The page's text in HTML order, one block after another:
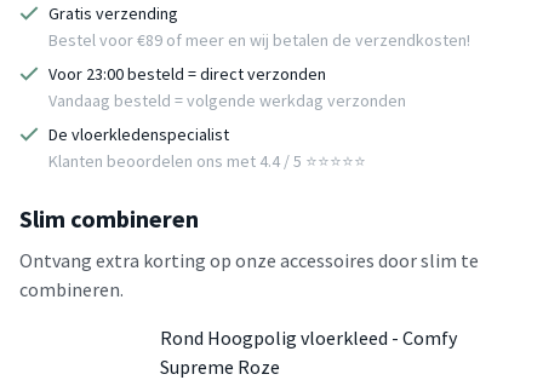
Gratis verzending
Bestel voor €89 of meer en wij betalen de verzendkosten!
Voor 23:00 besteld = direct verzonden
Vandaag besteld = volgende werkdag verzonden
De vloerkledenspecialist
Klanten beoordelen ons met 4.4 / 5 ⭐⭐⭐⭐⭐
Slim combineren
Ontvang extra korting op onze accessoires door slim te
combineren.
Rond Hoogpolig vloerkleed - Comfy
Supreme Roze